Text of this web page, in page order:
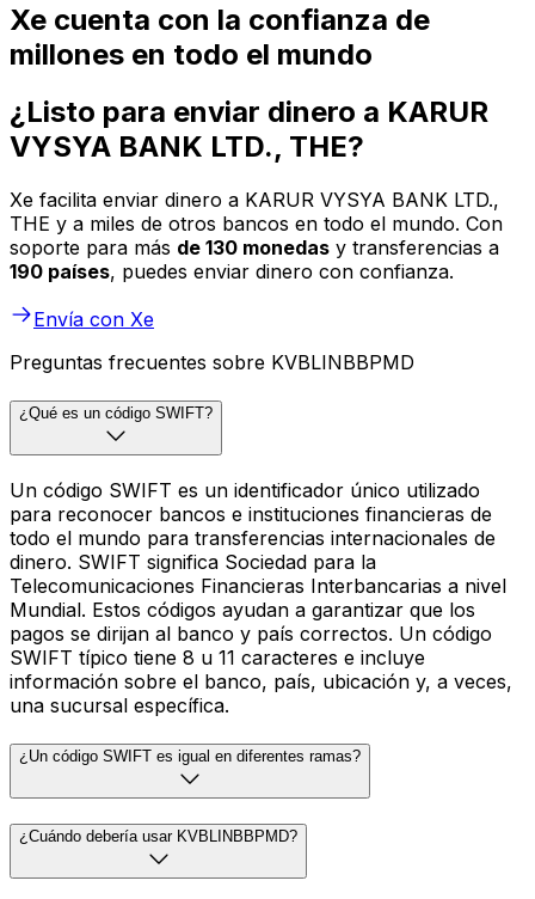
Xe cuenta con la confianza de
millones en todo el mundo
¿Listo para enviar dinero a KARUR
VYSYA BANK LTD., THE?
Xe facilita enviar dinero a KARUR VYSYA BANK LTD.,
THE y a miles de otros bancos en todo el mundo. Con
soporte para más de 130 monedas y transferencias a
190 países, puedes enviar dinero con confianza.
Envía con Xe
Preguntas frecuentes sobre KVBLINBBPMD
¿Qué es un código SWIFT?
Un código SWIFT es un identificador único utilizado
para reconocer bancos e instituciones financieras de
todo el mundo para transferencias internacionales de
dinero. SWIFT significa Sociedad para la
Telecomunicaciones Financieras Interbancarias a nivel
Mundial. Estos códigos ayudan a garantizar que los
pagos se dirijan al banco y país correctos. Un código
SWIFT típico tiene 8 u 11 caracteres e incluye
información sobre el banco, país, ubicación y, a veces,
una sucursal específica.
¿Un código SWIFT es igual en diferentes ramas?
¿Cuándo debería usar KVBLINBBPMD?